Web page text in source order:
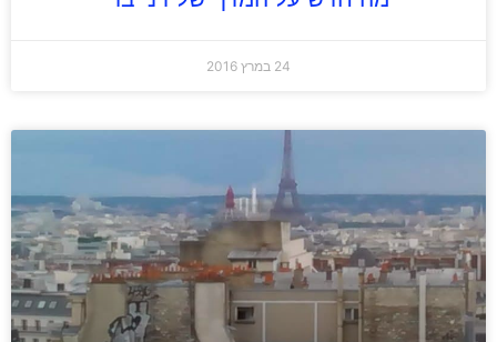
24 במרץ 2016